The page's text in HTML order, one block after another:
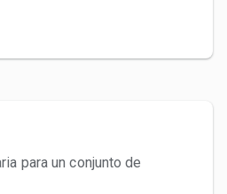
para un conjunto de